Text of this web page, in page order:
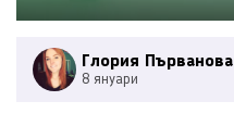
Глория Първанова
8 януари